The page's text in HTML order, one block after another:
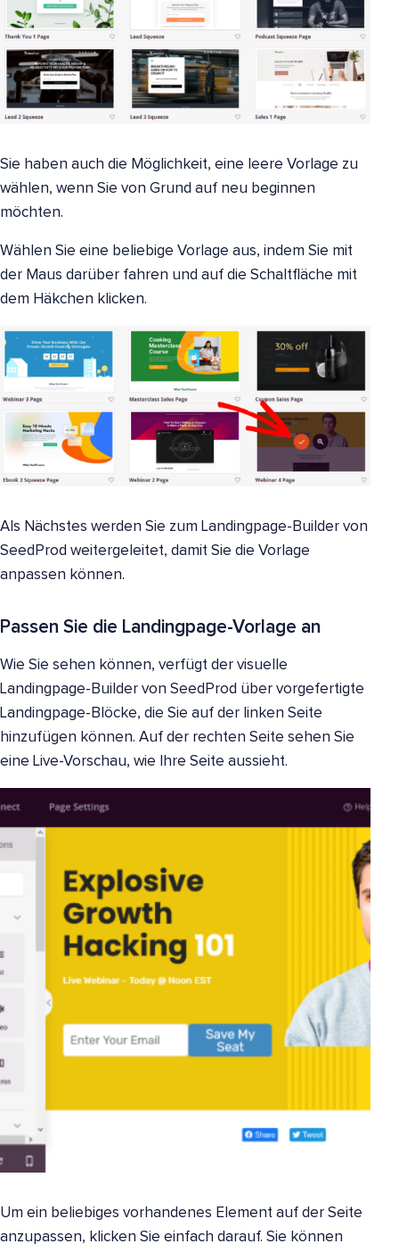
Sie haben auch die Möglichkeit, eine leere Vorlage zu
wählen, wenn Sie von Grund auf neu beginnen
möchten.
Wählen Sie eine beliebige Vorlage aus, indem Sie mit
der Maus darüber fahren und auf die Schaltfläche mit
dem Häkchen klicken.
Als Nächstes werden Sie zum Landingpage-Builder von
SeedProd weitergeleitet, damit Sie die Vorlage
anpassen können.
Passen Sie die Landingpage-Vorlage an
Wie Sie sehen können, verfügt der visuelle
Landingpage-Builder von SeedProd über vorgefertigte
Landingpage-Blöcke, die Sie auf der linken Seite
hinzufügen können. Auf der rechten Seite sehen Sie
eine Live-Vorschau, wie Ihre Seite aussieht.
Um ein beliebiges vorhandenes Element auf der Seite
anzupassen, klicken Sie einfach darauf. Sie können